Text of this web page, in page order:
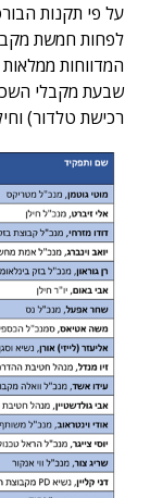
על פי תקנות
לפחות חמשת
המדווחות
שבעת מקבלי
רכישת טלדור)